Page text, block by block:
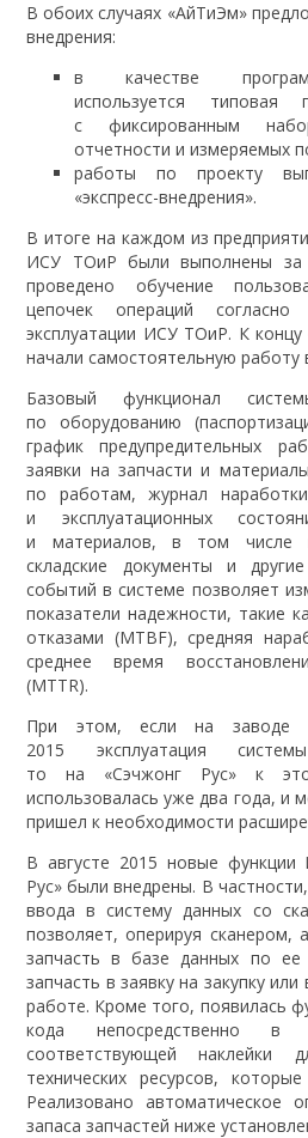
В обоих случаях «АйТиЭм»
внедрения:
в качестве
используется типовая
с фиксированным
отчетности и измеряемых
работы по проекту
«экспресс-внедрения».
В итоге на каждом из
ИСУ ТОиР были выполнены
проведено обучение
цепочек операций согласно
эксплуатации ИСУ ТОиР. К концу
начали самостоятельную работу
Базовый функционал
по оборудованию
график предупредительных
заявки на запчасти и
по работам, журнал
и эксплуатационных
и материалов, в том числе
складские документы и
событий в системе позволяет
показатели надежности, такие
отказами (MTBF), средняя
среднее время
(MTTR).
При этом, если на заводе
2015 эксплуатация
то на «Сэчжонг Рус» к
использовалась уже два года, и
пришел к необходимости
В августе 2015 новые
Рус» были внедрены. В
ввода в систему данных со
позволяет, оперируя сканером,
запчасть в базе данных по ее
запчасть в заявку на закупку
работе. Кроме того, появилась
кода непосредственно
соответствующей наклейки
технических ресурсов,
Реализовано автоматическое
запаса запчастей ниже